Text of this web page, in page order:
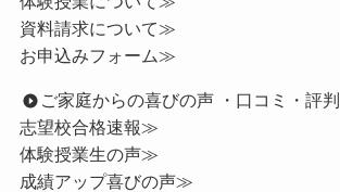
資料請求について≫
お申込みフォーム≫
ご家庭からの喜びの声 ・口コミ・評判
志望校合格速報≫
体験授業生の声≫
成績アップ喜びの声≫